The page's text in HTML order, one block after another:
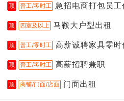
顶 普工/零时工 急招电商打包员工
顶 四室及以上 马鞍大户型出租
顶 普工/零时工 高薪诚聘家具零时
顶 普工/零时工 高薪招聘兼职
顶 商铺/门面/店面 门面出租